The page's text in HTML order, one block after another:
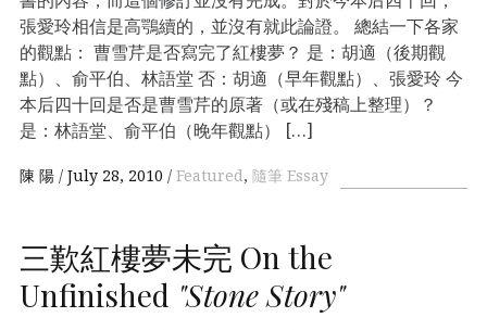
張愛玲相信是高鶚續的，並沒有就此論證。 總結一下各家
的觀點： 曹雪芹是否寫完了紅樓夢？ 是：胡適（後期觀
點）、俞平伯、林語堂 否：胡適（早年觀點）、張愛玲 今
本后四十回是否是曹雪芹的原著（或在殘稿上整理）？
是：林語堂、俞平伯（晚年觀點） […]
陳 陽 July 28, 2010 Featured, 隨筆 Essay
三歎紅樓夢未完 On the
Unfinished "Stone Story"